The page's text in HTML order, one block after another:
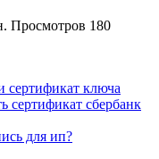
Просмотров 180
сертификат ключа
сертификат сбербанк
для ип?